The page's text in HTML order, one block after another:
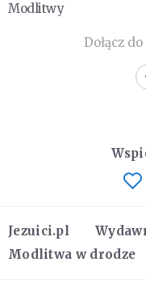
Modlitwy
Dołącz
Jezuici.pl
Modlitwa w drodze